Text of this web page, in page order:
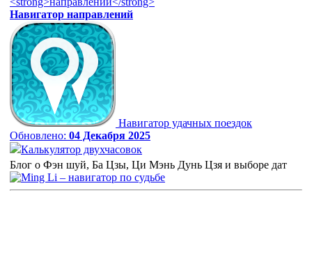
Навигатор направлений
Навигатор удачных поездок
Обновлено: 04 Декабря 2025
Калькулятор двухчасовок
Блог о Фэн шуй, Ба Цзы, Ци Мэнь Дунь Цзя и выборе дат